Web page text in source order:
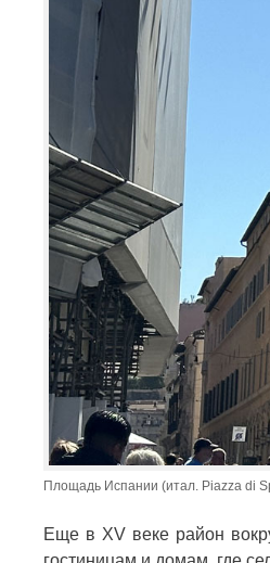
Площадь Испании (итал. Piazza di
Еще в XV веке район